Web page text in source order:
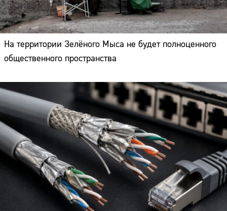
На территории Зелёного Мыса не будет полноценного
общественного пространства